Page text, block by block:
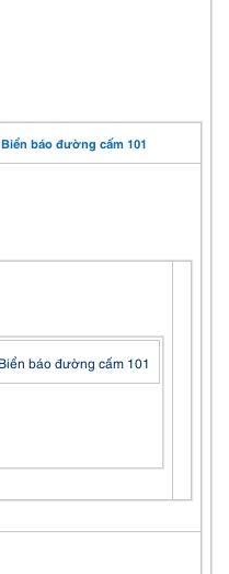
Biển báo đường cấm 101